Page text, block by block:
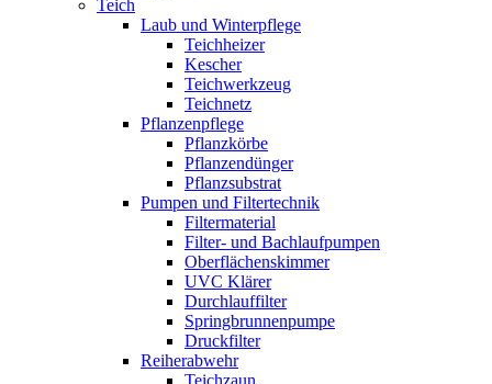
Teich
Laub und Winterpflege
Teichheizer
Kescher
Teichwerkzeug
Teichnetz
Pflanzenpflege
Pflanzkörbe
Pflanzendünger
Pflanzsubstrat
Pumpen und Filtertechnik
Filtermaterial
Filter- und Bachlaufpumpen
Oberflächenskimmer
UVC Klärer
Durchlauffilter
Springbrunnenpumpe
Druckfilter
Reiherabwehr
Teichzaun